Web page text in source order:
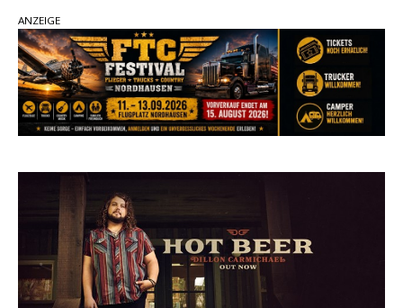
„Choosin‘ Texas“ gehört zu den größten Hits
aller Zeiten
pez veröffentlicht neue Single „Late Night
Talks“ – eine Hymne auf unvergessliche
Sommernächte
Morgan Wallen, Dolly Parton und Riley Green im
Fokus
ANZEIGE